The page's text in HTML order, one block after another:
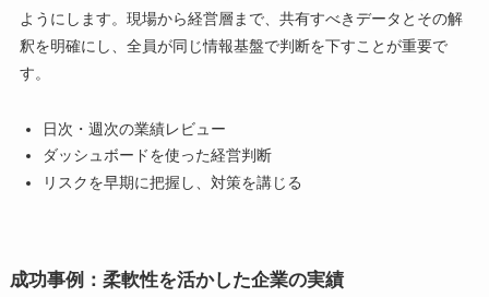
ようにします。現場から経営層まで、共有すべきデータとその解
釈を明確にし、全員が同じ情報基盤で判断を下すことが重要で
す。
日次・週次の業績レビュー
ダッシュボードを使った経営判断
リスクを早期に把握し、対策を講じる
成功事例：柔軟性を活かした企業の実績